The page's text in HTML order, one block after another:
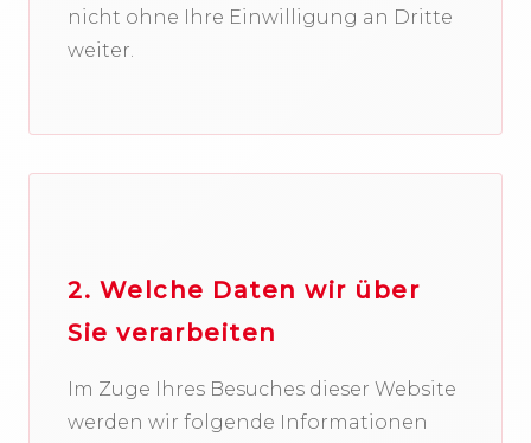
nicht ohne Ihre Einwilligung an Dritte
weiter.
2. Welche Daten wir über
Sie verarbeiten
Im Zuge Ihres Besuches dieser Website
werden wir folgende Informationen